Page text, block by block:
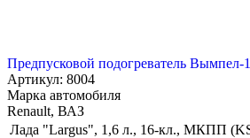
Предпусковой подогреватель
Артикул: 8004
Марка автомобиля
Renault, ВАЗ
Лада "Largus", 1,6 л., 16-кл., МКПП